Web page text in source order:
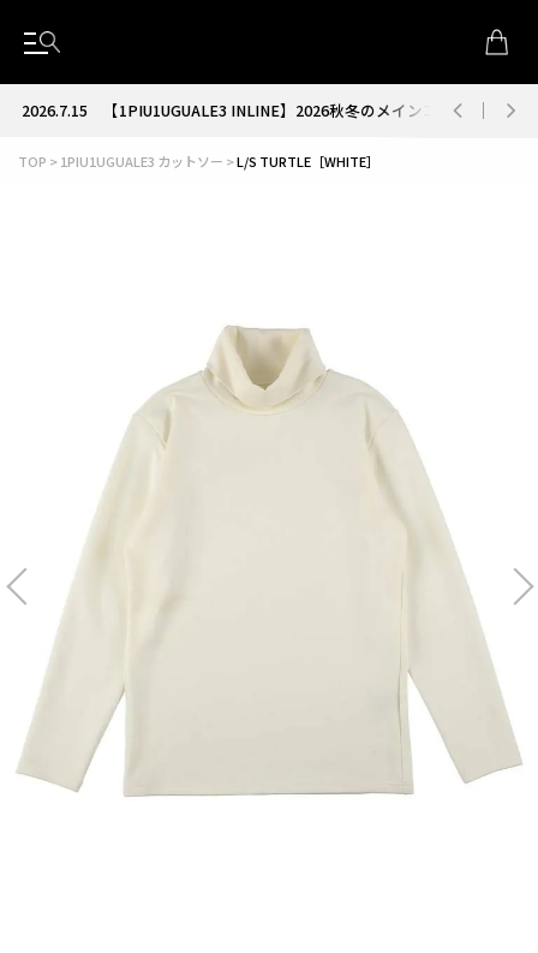
2026.7.15【1PIU1UGUALE3 INLINE】2026秋冬のメインコレクションが
TOP 1PIU1UGUALE3 カットソー L/S TURTLE［WHITE］